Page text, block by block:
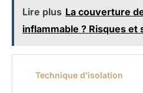
Lire plus La couverture
inflammable ? Risques et
Technique d’isolation